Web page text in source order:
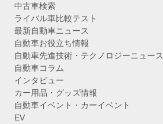
中古車検索
ライバル車比較テスト
最新自動車ニュース
自動車お役立ち情報
自動車先進技術・テクノロジーニュース
自動車コラム
インタビュー
カー用品・グッズ情報
自動車イベント・カーイベント
EV